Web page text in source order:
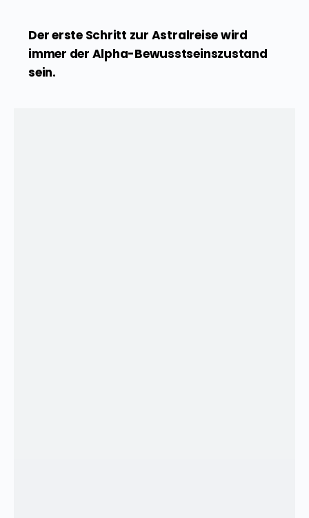
Der erste Schritt zur Astralreise wird
immer der Alpha-Bewusstseinszustand
sein.